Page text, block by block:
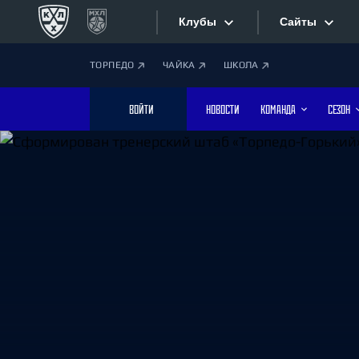
Клубы
Дивизион Боброва
Лада
Сайты
Текстовые
ТОРПЕДО ЧАЙКА ШКОЛА
ВОЙТИ НОВОСТИ КОМАНДА СЕЗОН